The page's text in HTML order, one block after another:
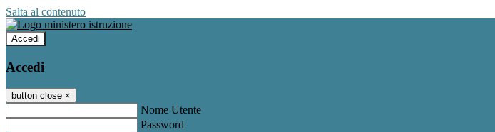
Salta al contenuto
Accedi
Accedi
button close ×
Nome Utente
Password